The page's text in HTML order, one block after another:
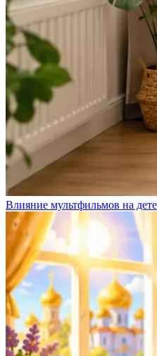
Влияние мультфильмов на